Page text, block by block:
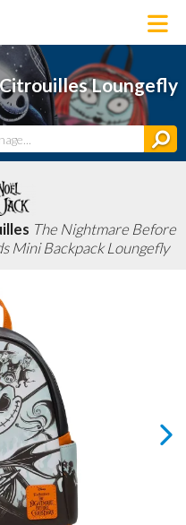
Citrouilles Loungefly
The Nightmare Before
Mini Backpack Loungefly